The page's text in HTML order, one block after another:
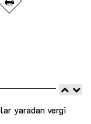
yaradan vergi